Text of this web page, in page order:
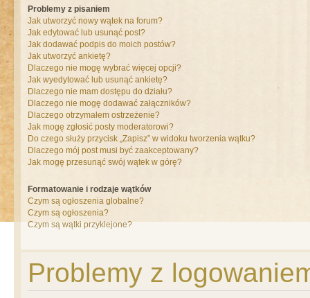
Problemy z pisaniem
Jak utworzyć nowy wątek na forum?
Jak edytować lub usunąć post?
Jak dodawać podpis do moich postów?
Jak utworzyć ankietę?
Dlaczego nie mogę wybrać więcej opcji?
Jak wyedytować lub usunąć ankietę?
Dlaczego nie mam dostępu do działu?
Dlaczego nie mogę dodawać załączników?
Dlaczego otrzymałem ostrzeżenie?
Jak mogę zgłosić posty moderatorowi?
Do czego służy przycisk „Zapisz” w widoku tworzenia wątku?
Dlaczego mój post musi być zaakceptowany?
Jak mogę przesunąć swój wątek w górę?
Formatowanie i rodzaje wątków
Czym są ogłoszenia globalne?
Czym są ogłoszenia?
Czym są wątki przyklejone?
Problemy z